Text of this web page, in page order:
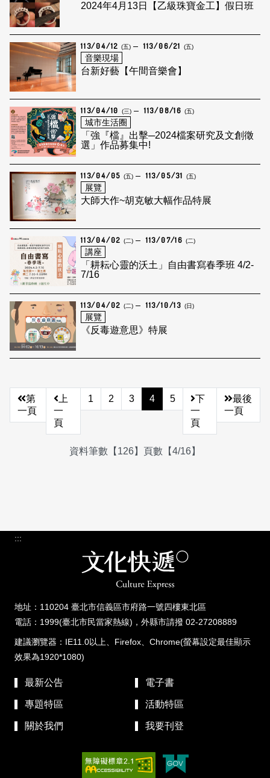
2024年4月13日【乙級珠寶金工】假日班
113/04/12 (五) 113/06/21 (五)
音樂現場
台新好藝【午間音樂會】
113/04/10 (三) 113/08/16 (五)
城市生活圈
「強『檔』出擊─2024檔案研究及文創徵
選」作品募集中!
113/04/05 (五) 113/05/31 (五)
展覽
大師大作~胡克敏大幅作品特展
113/04/02 (二) 113/07/16 (二)
講座
「耕耘心靈的沃土」自由書寫春季班 4/2-
7/16
113/04/02 (二) 113/10/13 (日)
展覽
《反毒遊意思》特展
第
一頁
上
一
頁
1 2 3 4 5
下
一
頁
最後
一頁
資料筆數【126】頁數【4/16】
:::
地址：110204 臺北市信義區市府路一號四樓東北區
電話：1999(臺北市民當家熱線)，外縣市請撥 02-27208889
建議瀏覽器：IE11.0以上、Firefox、Chrome(螢幕設定最佳顯示
效果為1920*1080)
最新公告 電子書
專題特區 活動特區
關於我們 我要刊登